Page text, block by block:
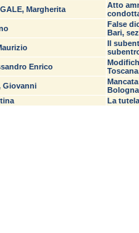
Margherita
Atto
False
Bari,
Il
Enrico
Giovanni
La